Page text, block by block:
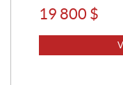
19 800 $